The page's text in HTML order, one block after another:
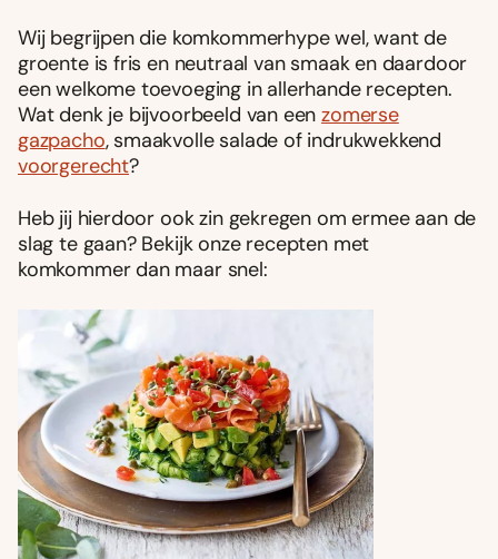
Wij begrijpen die komkommerhype wel, want de
groente is fris en neutraal van smaak en daardoor
een welkome toevoeging in allerhande recepten.
Wat denk je bijvoorbeeld van eenzomerse
gazpacho, smaakvolle salade of indrukwekkend
voorgerecht?
Heb jij hierdoor ook zin gekregen om ermee aan de
slag te gaan? Bekijk onze recepten met
komkommer dan maar snel: